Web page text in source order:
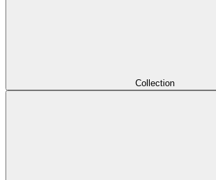
Collection